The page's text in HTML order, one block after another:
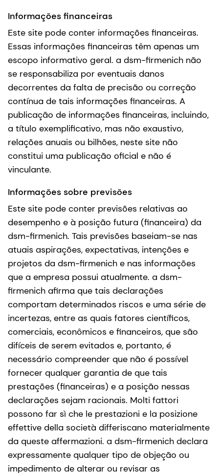
Informações financeiras
Este site pode conter informações financeiras.
Essas informações financeiras têm apenas um
escopo informativo geral. a dsm-firmenich não
se responsabiliza por eventuais danos
decorrentes da falta de precisão ou correção
contínua de tais informações financeiras. A
publicação de informações financeiras, incluindo,
a título exemplificativo, mas não exaustivo,
relações anuais ou bilhões, neste site não
constitui uma publicação oficial e não é
vinculante.
Informações sobre previsões
Este site pode conter previsões relativas ao
desempenho e à posição futura (financeira) da
dsm-firmenich. Tais previsões baseiam-se nas
atuais aspirações, expectativas, intenções e
projetos da dsm-firmenich e nas informações
que a empresa possui atualmente. a dsm-
firmenich afirma que tais declarações
comportam determinados riscos e uma série de
incertezas, entre as quais fatores científicos,
comerciais, econômicos e financeiros, que são
difíceis de serem evitados e, portanto, é
necessário compreender que não é possível
fornecer qualquer garantia de que tais
prestações (financeiras) e a posição nessas
declarações sejam racionais. Molti fattori
possono far sì che le prestazioni e la posizione
effettive della società differiscano materialmente
da queste affermazioni. a dsm-firmenich declara
expressamente qualquer tipo de objeção ou
impedimento de alterar ou revisar as